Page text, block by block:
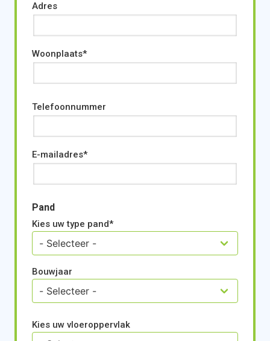
Adres
Woonplaats
Telefoonnummer
E-mailadres
Pand
Kies uw type pand
Bouwjaar
Kies uw vloeroppervlak